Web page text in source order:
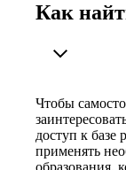
Как
Чтобы
доступ к базе
применять
образования,